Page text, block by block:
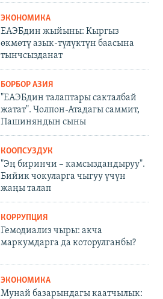
ЭКОНОМИКА
ЕАЭБдин жыйыны: Кыргыз
өкмөтү азык-түлүктүн баасына
тынчсызданат
БОРБОР АЗИЯ
"ЕАЭБдин талаптары сакталбай
жатат". Чолпон-Атадагы саммит,
Пашиняндын сыны
КООПСУЗДУК
"Эң биринчи – камсыздандыруу".
Бийик чокуларга чыгуу үчүн
жаңы талап
КОРРУПЦИЯ
Гемодиализ чыры: акча
маркумдарга да которулганбы?
ЭКОНОМИКА
Мунай базарындагы каатчылык: